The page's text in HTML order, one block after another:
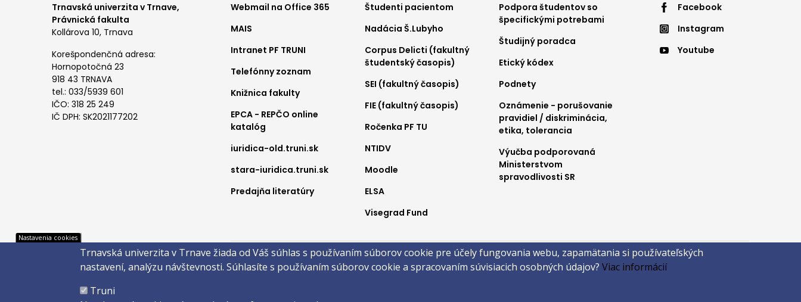
Trnavská univerzita v Trnave,
Právnická fakulta
Kollárova 10, Trnava
Korešpondenčná adresa:
Hornopotočná 23
918 43 TRNAVA
tel.: 033/5939 601
IČO: 318 25 249
IČ DPH: SK2021177202
Footer
menu
1
Webmail na Office 365
MAIS
Intranet PF TRUNI
Telefónny zoznam
Knižnica fakulty
EPCA - REPČO online
katalóg
iuridica-old.truni.sk
stara-iuridica.truni.sk
Predajňa literatúry
Footer
menu
2
Študenti pacientom
Nadácia Š.Lubyho
Corpus Delicti (fakultný
študentský časopis)
SEI (fakultný časopis)
FIE (fakultný časopis)
Ročenka PF TU
NTIDV
Moodle
ELSA
Visegrad Fund
Footer
menu
3
Podpora študentov so
špecifickými potrebami
Študijný poradca
Etický kódex
Podnety
Oznámenie - porušovanie
pravidiel / diskriminácia,
etika, tolerancia
Výučba podporovaná
Ministerstvom
spravodlivosti SR
Footer
menu
Facebook
Instagram
Youtube
Päta
Správca obsahu Technická podpora Vyhlásenie o prístupnosti Cookies
Created by
ActivIT s.r.o.
Nastavenia cookies
Trnavská univerzita v Trnave žiada od Váš súhlas s používaním súborov cookie pre účely fungovania webu, zapamätania si používateľských
nastavení, analýzu návštevnosti. Súhlasíte s používaním súborov cookie a spracovaním súvisiacich osobných údajov?Viac informácií
Truni